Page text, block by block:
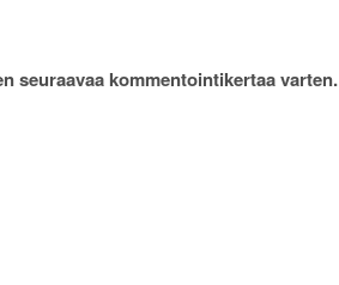
seuraavaa kommentointikertaa varten.